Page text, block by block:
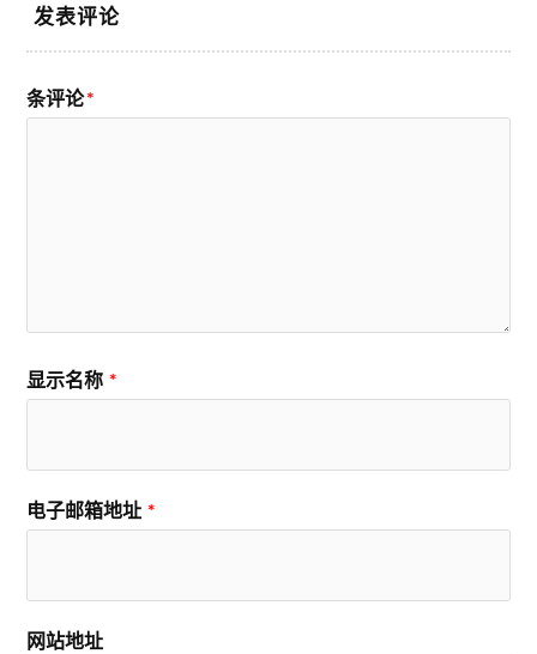
发表评论
条评论*
显示名称 *
电子邮箱地址 *
网站地址